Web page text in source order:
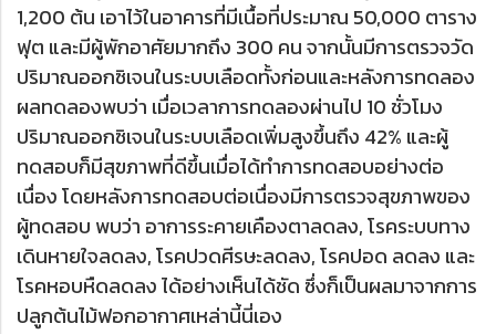
1,200 ต้น เอาไว้ในอาคารที่มีเนื้อที่ประมาณ 50,000 ตาราง
ฟุต และมีผู้พักอาศัยมากถึง 300 คน จากนั้นมีการตรวจวัด
ปริมาณออกซิเจนในระบบเลือดทั้งก่อนและหลังการทดลอง
ผลทดลองพบว่า เมื่อเวลาการทดลองผ่านไป 10 ชั่วโมง
ปริมาณออกซิเจนในระบบเลือดเพิ่มสูงขึ้นถึง 42% และผู้
ทดสอบก็มีสุขภาพที่ดีขึ้นเมื่อได้ทำการทดสอบอย่างต่อ
เนื่อง โดยหลังการทดสอบต่อเนื่องมีการตรวจสุขภาพของ
ผู้ทดสอบ พบว่า อาการระคายเคืองตาลดลง, โรคระบบทาง
เดินหายใจลดลง, โรคปวดศีรษะลดลง, โรคปอด ลดลง และ
โรคหอบหืดลดลง ได้อย่างเห็นได้ชัด ซึ่งก็เป็นผลมาจากการ
ปลูกต้นไม้ฟอกอากาศเหล่านี้นี่เอง